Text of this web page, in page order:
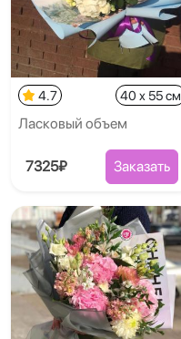
4.7 40 x 55 см
Ласковый объем
7325₽ Заказать